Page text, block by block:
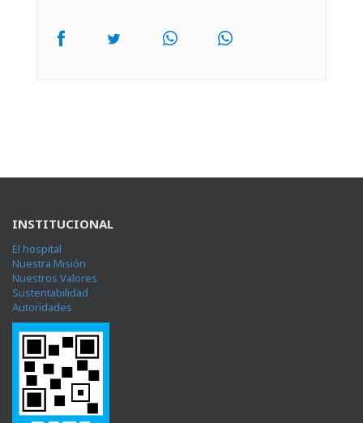
INSTITUCIONAL
El hospital
Nuestra Misión
Nuestros Valores
Sustentabilidad
Autoridades